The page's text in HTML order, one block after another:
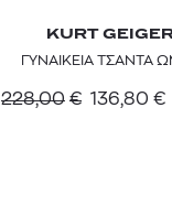
KURT
ΓΥΝΑΙΚΕΙΑ ΤΣΑΝΤΑ
228,00 € 136,80 €